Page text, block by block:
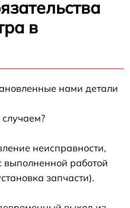
в
нами детали
неисправности,
работой
запчасти).